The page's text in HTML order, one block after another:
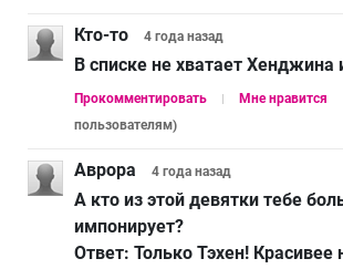
Кто-то 4 года назад
В списке не хватает Хенджина
Прокомментировать Мне нравится
пользователям)
Аврора 4 года назад
А кто из этой девятки тебе
импонирует?
Ответ: Только Тэхен! Красивее